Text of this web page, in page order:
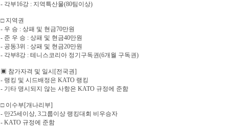
- 각부16강 : 지역특산물(80팀이상)
□ 지역권
- 우 승 : 상패 및 현금70만원
- 준 우 승 : 상패 및 현금40만원
- 공동3위 : 상패 및 현금20만원
- 각부8강 : 테니스코리아 정기구독권(6개월 구독권)
▣ 참가자격 및 일시[전국권]
- 랭킹 및 시드배정은 KATO 랭킹
- 기타 명시되지 않는 사항은 KATO 규정에 준함
□ 이수부[개나리부]
- 만25세이상, 3그룹이상 랭킹대회 비우승자
- KATO 규정에 준함